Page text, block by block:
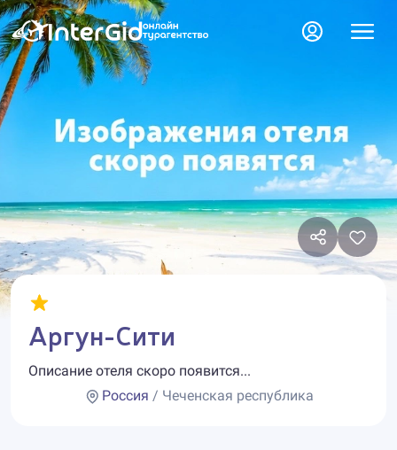
Аргун-Сити
Описание отеля скоро появится...
Россия / Чеченская республика